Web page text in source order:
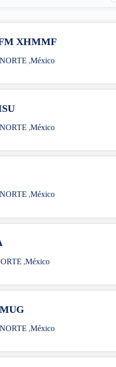
XHMMF
,México
,México
,México
,México
,México